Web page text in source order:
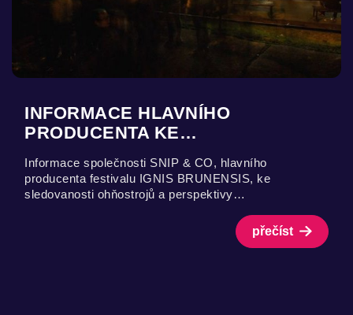
INFORMACE HLAVNÍHO
PRODUCENTA KE…
Informace společnosti SNIP & CO, hlavního
producenta festivalu IGNIS BRUNENSIS, ke
sledovanosti ohňostrojů a perspektivy…
přečíst